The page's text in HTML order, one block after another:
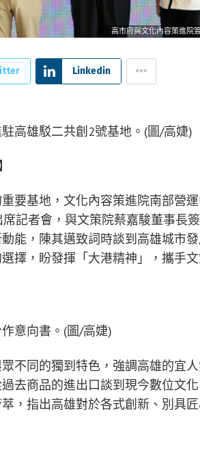
高市府與文化內容策進院
Linkedin
高雄駁二共創2號基地。(圖/高婕)
婕/高雄報導】
要基地，文化內容策進院南部營
記者會，與文策院蔡嘉駿董事長
能，陳其邁致詞時談到高雄城市
擇，盼發揮「大港精神」，攜手
意向書。(圖/高婕)
不同的獨到特色，強調高雄的宜
去商品的進出口談到現今數位文
，指出高雄對於各式創新、別具